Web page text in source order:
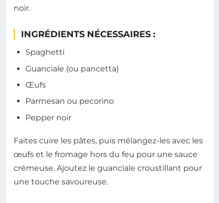
noir.
INGRÉDIENTS NÉCESSAIRES :
Spaghetti
Guanciale (ou pancetta)
Œufs
Parmesan ou pecorino
Pepper noir
Faites cuire les pâtes, puis mélangez-les avec les
œufs et le fromage hors du feu pour une sauce
crémeuse. Ajoutez le guanciale croustillant pour
une touche savoureuse.